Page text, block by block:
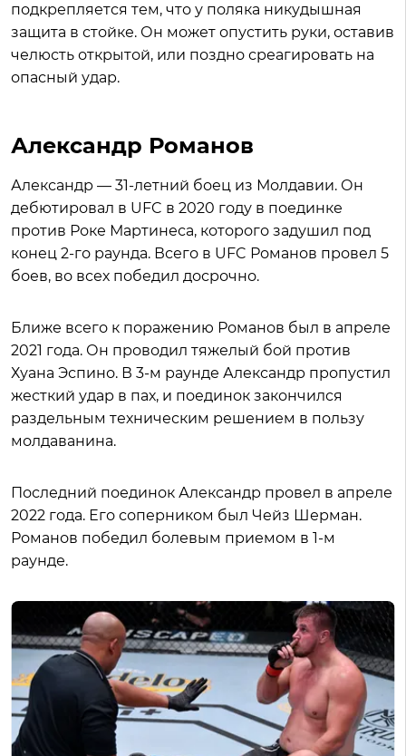
подкрепляется тем, что у поляка никудышная
защита в стойке. Он может опустить руки, оставив
челюсть открытой, или поздно среагировать на
опасный удар.
Александр Романов
Александр — 31-летний боец из Молдавии. Он
дебютировал в UFC в 2020 году в поединке
против Роке Мартинеса, которого задушил под
конец 2-го раунда. Всего в UFC Романов провел 5
боев, во всех победил досрочно.
Ближе всего к поражению Романов был в апреле
2021 года. Он проводил тяжелый бой против
Хуана Эспино. В 3-м раунде Александр пропустил
жесткий удар в пах, и поединок закончился
раздельным техническим решением в пользу
молдаванина.
Последний поединок Александр провел в апреле
2022 года. Его соперником был Чейз Шерман.
Романов победил болевым приемом в 1-м
раунде.